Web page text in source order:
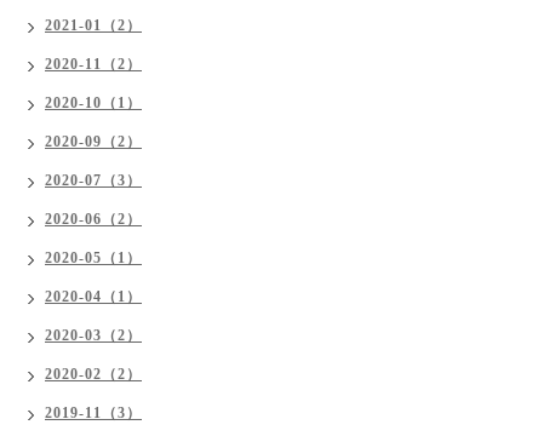
2021-01（2）
2020-11（2）
2020-10（1）
2020-09（2）
2020-07（3）
2020-06（2）
2020-05（1）
2020-04（1）
2020-03（2）
2020-02（2）
2019-11（3）